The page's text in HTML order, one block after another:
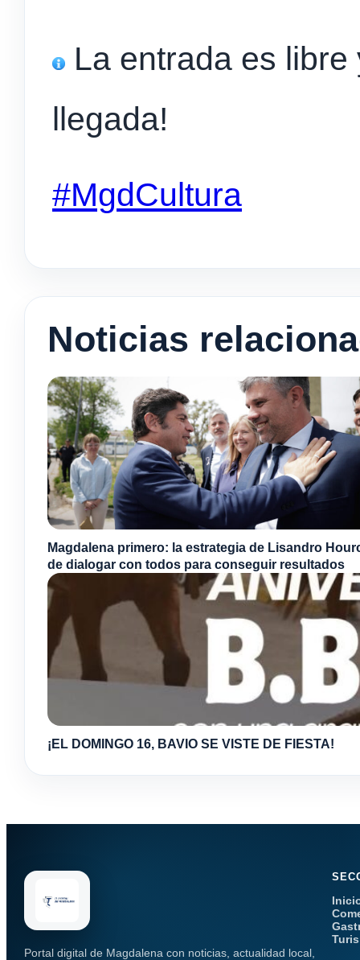
La entrada es
llegada!
#MgdCultura
Noticias
Magdalena primero: la estrategia de Lisandro
de dialogar con todos para conseguir resultados
¡EL DOMINGO 16, BAVIO SE VISTE DE FIESTA!
Portal digital de Magdalena con noticias, actualidad local,